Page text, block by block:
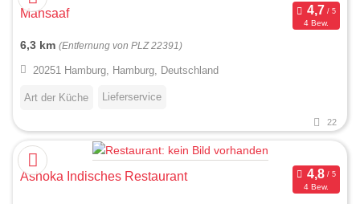
Mansaaf
4 Bew.
6,3 km (Entfernung von PLZ 22391)
20251 Hamburg, Hamburg, Deutschland
Art der Küche Lieferservice
22
Ashoka Indisches Restaurant
4 Bew.